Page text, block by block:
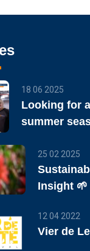
18 06 2025
Looking for
summer
25 02 2025
Insight 🌱
12 04 2022
Vier de